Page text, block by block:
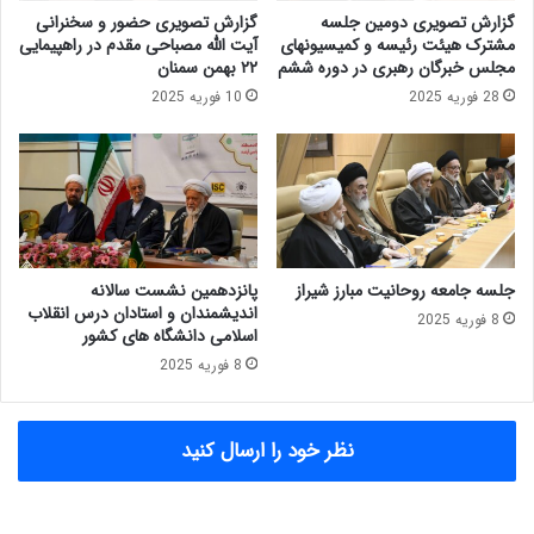
ی
ت
س
ن
ی
م
ا
ر
ت
ا
ل
ج
ز
ا
ی
ر
گزارش تصویری دومین جلسه
مشترک هیئت رئیسه و کمیسیونهای
مجلس خبرگان رهبری در دوره ششم
28 فوریه 2025
گزارش تصویری حضور و سخنرانی
آیت الله مصباحی مقدم در راهپیمایی
۲۲ بهمن سمنان
10 فوریه 2025
جلسه جامعه روحانیت مبارز شیراز
8 فوریه 2025
پانزدهمین نشست سالانه
اندیشمندان و استادان درس انقلاب
اسلامی دانشگاه های کشور
8 فوریه 2025
نظر خود را ارسال کنید